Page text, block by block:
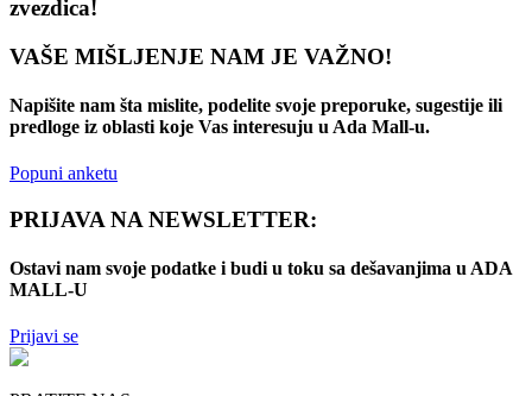
zvezdica!
VAŠE MIŠLJENJE NAM JE VAŽNO!
Napišite nam šta mislite, podelite svoje preporuke, sugestije ili
predloge iz oblasti koje Vas interesuju u Ada Mall-u.
Popuni anketu
PRIJAVA NA NEWSLETTER:
Ostavi nam svoje podatke i budi u toku sa dešavanjima u ADA
MALL-U
Prijavi se